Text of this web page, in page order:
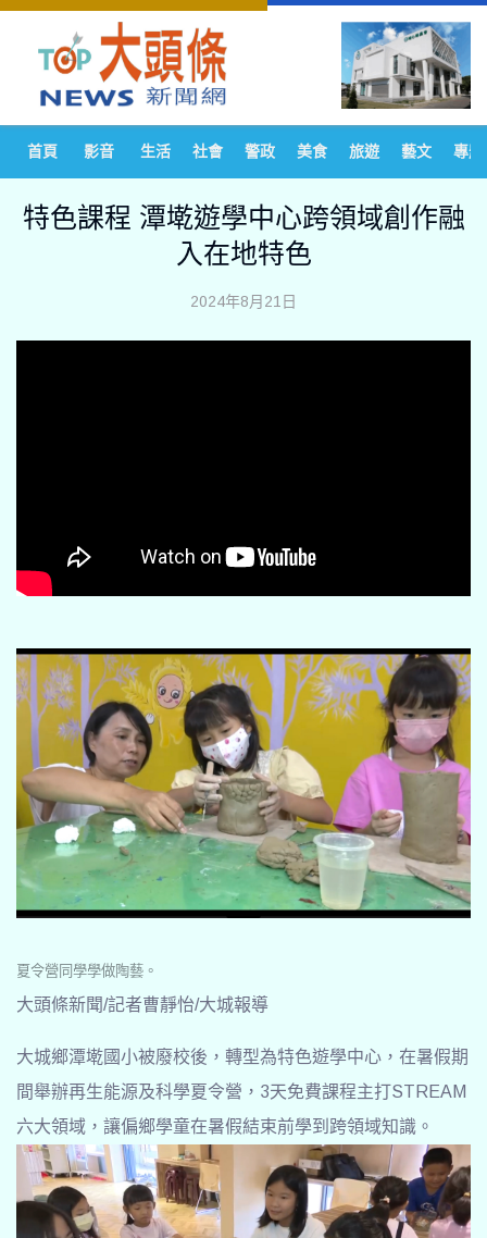
首頁 影音 生活 社會 警政 美食 旅遊 藝文 專題
特色課程 潭墘遊學中心跨領域創作融
入在地特色
2024年8月21日
夏令營同學學做陶藝。
大頭條新聞/記者曹靜怡/大城報導
大城鄉潭墘國小被廢校後，轉型為特色遊學中心，在暑假期
間舉辦再生能源及科學夏令營，3天免費課程主打STREAM
六大領域，讓偏鄉學童在暑假結束前學到跨領域知識。